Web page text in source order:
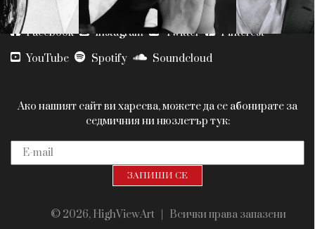
СЛЕДВАЙТЕ НИ
Facebook Instagram Twitter
Pinterest
YouTube
Spotify Soundcloud
Ако нашият сайт ви харесва, можете да се абонирате за
седмичния ни нюзлетър тук:
© 2026, HighViewArt | Всички права запазени